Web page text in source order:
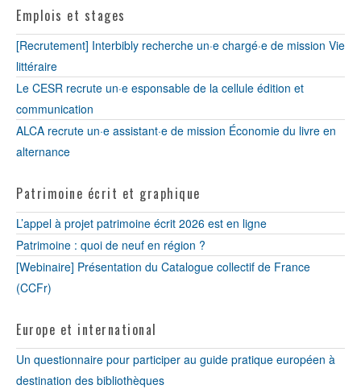
Emplois et stages
[Recrutement] Interbibly recherche un·e chargé·e de mission Vie
littéraire
Le CESR recrute un·e esponsable de la cellule édition et
communication
ALCA recrute un·e assistant·e de mission Économie du livre en
alternance
Patrimoine écrit et graphique
L’appel à projet patrimoine écrit 2026 est en ligne
Patrimoine : quoi de neuf en région ?
[Webinaire] Présentation du Catalogue collectif de France
(CCFr)
Europe et international
Un questionnaire pour participer au guide pratique européen à
destination des bibliothèques